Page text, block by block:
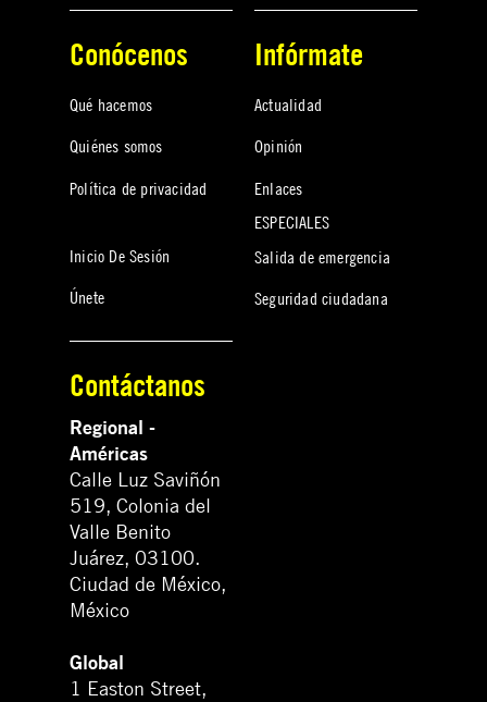
Conócenos
Qué hacemos
Quiénes somos
Política de privacidad
Inicio De Sesión
Únete
Infórmate
Actualidad
Opinión
Enlaces
ESPECIALES
Salida de emergencia
Seguridad ciudadana
Contáctanos
Regional -
Américas
Calle Luz Saviñón
519, Colonia del
Valle Benito
Juárez, 03100.
Ciudad de México,
México
Global
1 Easton Street,